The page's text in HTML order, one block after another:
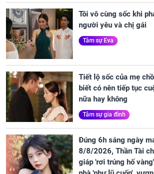
Tôi vô cùng sốc khi
người yêu và chị gái
Tâm sự Eva
Tiết lộ sốc của mẹ
biết có nên tiếp tục
nữa hay không
Tâm sự gia đình
Đúng 6h sáng ngày
8/8/2026, Thần Tài
giáp 'rơi trúng hố